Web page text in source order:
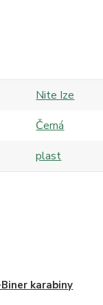
Nite Ize
Černá
plast
karabiny